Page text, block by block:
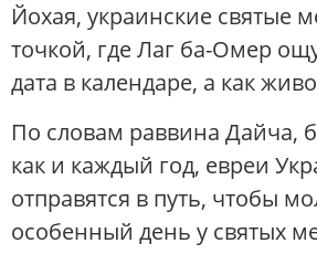
Йохая, украинские святые
точкой, где Лаг ба-Омер
дата в календаре, а как
По словам раввина Дайча,
как и каждый год, евреи
отправятся в путь, чтобы
особенный день у святых